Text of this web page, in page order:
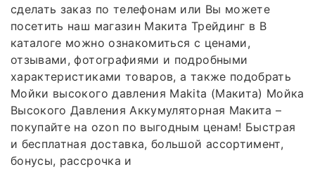
сделать заказ по телефонам или Вы можете
посетить наш магазин Макита Трейдинг в В
каталоге можно ознакомиться с ценами,
отзывами, фотографиями и подробными
характеристиками товаров, а также подобрать
Мойки высокого давления Makita (Макита) Мойка
Высокого Давления Аккумуляторная Макита –
покупайте на ozon по выгодным ценам! Быстрая
и бесплатная доставка, большой ассортимент,
бонусы, рассрочка и